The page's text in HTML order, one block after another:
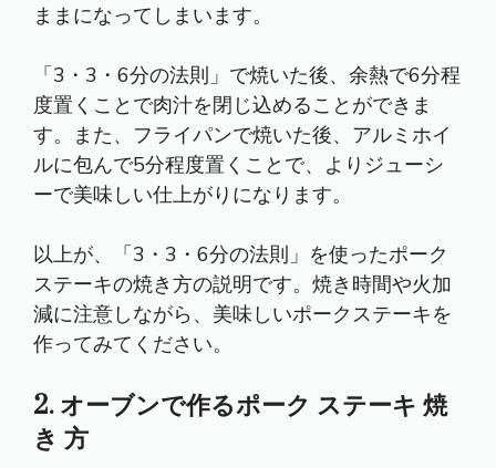
ままになってしまいます。
「3・3・6分の法則」で焼いた後、余熱で6分程
度置くことで肉汁を閉じ込めることができま
す。また、フライパンで焼いた後、アルミホイ
ルに包んで5分程度置くことで、よりジューシ
ーで美味しい仕上がりになります。
以上が、「3・3・6分の法則」を使ったポーク
ステーキの焼き方の説明です。焼き時間や火加
減に注意しながら、美味しいポークステーキを
作ってみてください。
2. オーブンで作るポーク ステーキ 焼
き 方